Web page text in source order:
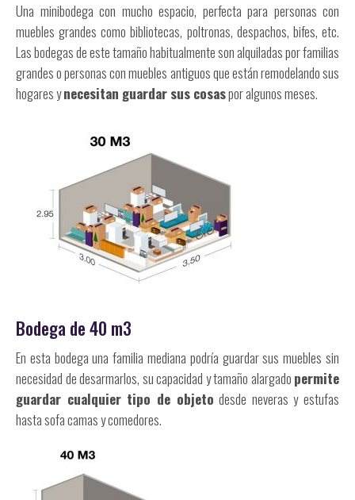
Una minibodega con mucho espacio, perfecta para personas con
muebles grandes como bibliotecas, poltronas, despachos, bifes, etc.
Las bodegas de este tamaño habitualmente son alquiladas por familias
grandes o personas con muebles antiguos que están remodelando sus
hogares ynecesitan guardar sus cosaspor algunos meses.
Bodega de 40 m3
En esta bodega una familia mediana podría guardar sus muebles sin
necesidad de desarmarlos, su capacidad y tamaño alargado permite
guardar cualquier tipo de objeto desde neveras y estufas
hasta sofa camas y comedores.